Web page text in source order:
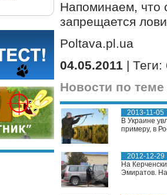
Напоминаем, что
запрещается
Poltava.pl.ua
04.05.2011 | Теги:
Новости по теме
2013-11-05
В Украине
примеру, в
2012-12-29
На
Эмиратов.